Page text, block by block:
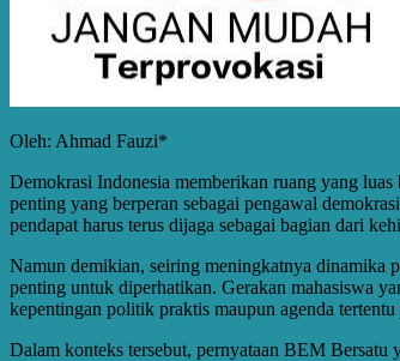
Oleh: Ahmad Fauzi*
Demokrasi Indonesia memberikan ruang yang luas
penting yang berperan sebagai pengawal
pendapat harus terus dijaga sebagai bagian dari
Namun demikian, seiring meningkatnya dinamika
penting untuk diperhatikan. Gerakan mahasiswa
kepentingan politik praktis maupun agenda
Dalam konteks tersebut, pernyataan BEM Bersatu